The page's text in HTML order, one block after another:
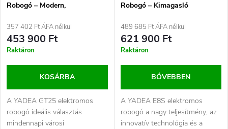
Robogó – Modern,
Közlekedés Fekete
357 402 Ft ÁFA nélkül
453 900 Ft
Raktáron
KOSÁRBA
A YADEA GT25 elektromos
robogó ideális választás
mindennapi városi
Robogó – Kimagasló
technológia Kék
489 685 Ft ÁFA nélkül
621 900 Ft
Raktáron
BŐVEBBEN
A YADEA E8S elektromos
robogó a nagy teljesítmény, az
innovatív technológia és a